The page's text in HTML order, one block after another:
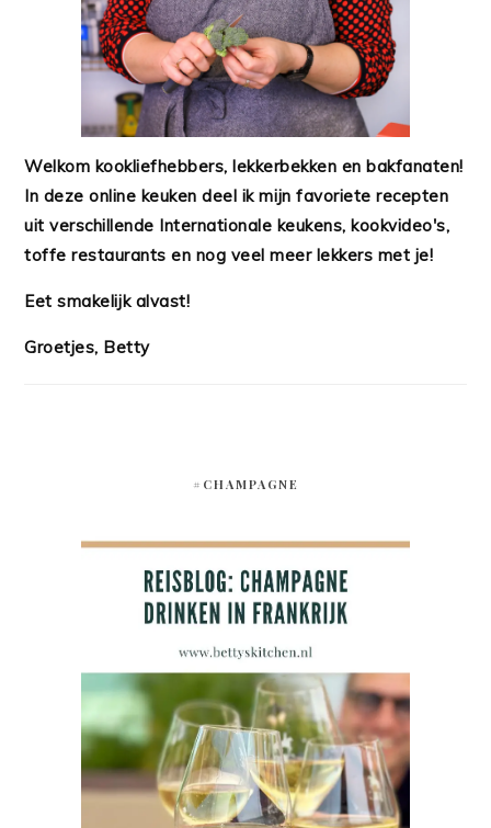
Welkom kookliefhebbers, lekkerbekken en bakfanaten!
In deze online keuken deel ik mijn favoriete recepten
uit verschillende Internationale keukens, kookvideo's,
toffe restaurants en nog veel meer lekkers met je!
Eet smakelijk alvast!
Groetjes, Betty
#CHAMPAGNE